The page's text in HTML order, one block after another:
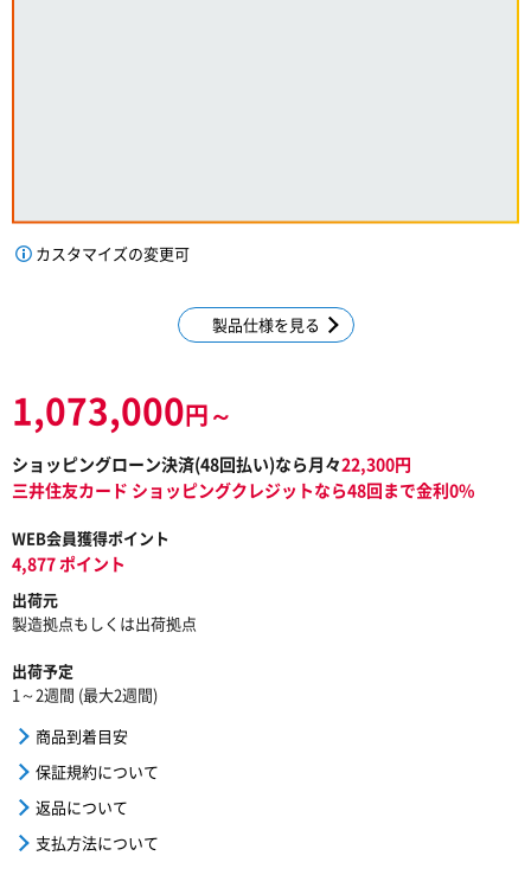
カスタマイズの変更可
製品仕様を見る
1,073,000円～
ショッピングローン決済(48回払い)なら月々22,300円
三井住友カード ショッピングクレジットなら48回まで金利0%
WEB会員獲得ポイント
4,877 ポイント
出荷元
製造拠点もしくは出荷拠点
出荷予定
1～2週間 (最大2週間)
商品到着目安
保証規約について
返品について
支払方法について